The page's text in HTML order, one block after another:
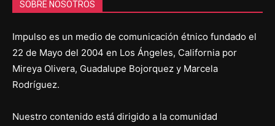
SOBRE NOSOTROS
Impulso es un medio de comunicación étnico fundado el
22 de Mayo del 2004 en Los Ángeles, California por
Mireya Olivera, Guadalupe Bojorquez y Marcela
Rodríguez.
Nuestro contenido está dirigido a la comunidad